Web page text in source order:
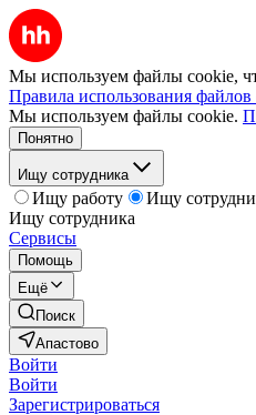
Мы используем файлы cookie,
Правила использования файлов
Мы используем файлы cookie.
Понятно
Ищу сотрудника
Ищу работу
Ищу
Ищу сотрудника
Сервисы
Помощь
Ещё
Поиск
Апастово
Войти
Войти
Зарегистрироваться